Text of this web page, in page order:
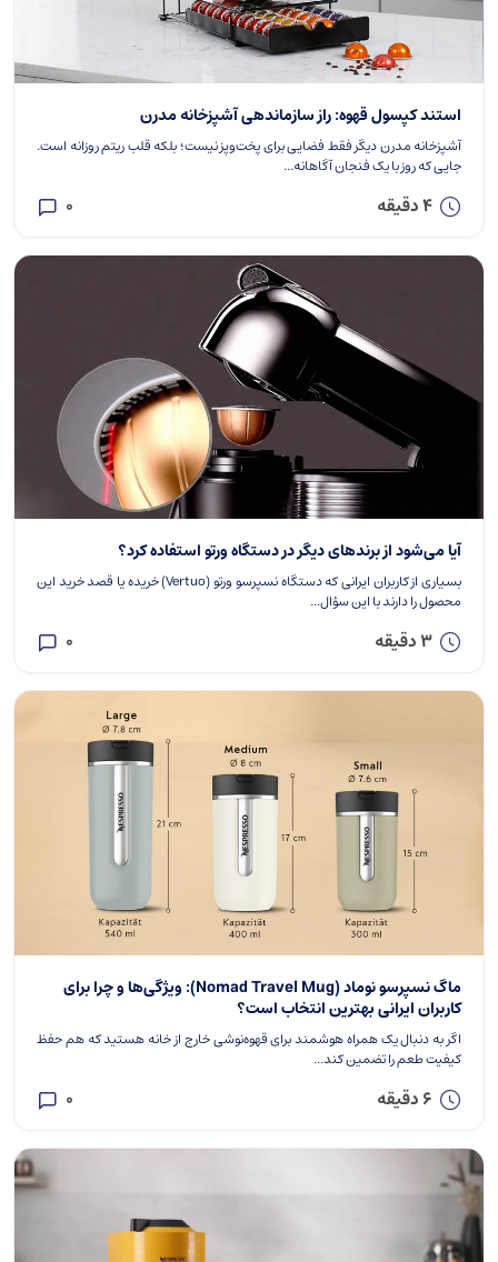
استند کپسول قهوه: راز سازماندهی آشپزخانه مدرن
آشپزخانه مدرن دیگر فقط فضایی برای پخت‌و‌پز نیست؛ بلکه قلب ریتم روزانه است.
جایی که روز با یک فنجان آگاهانه...
4 دقیقه 0
آیا می‌شود از برندهای دیگر در دستگاه ورتو استفاده کرد؟
بسیاری از کاربران ایرانی که دستگاه نسپرسو ورتو (Vertuo) خریده‌ یا قصد خرید این
محصول را دارند با این سؤال...
3 دقیقه 0
ماگ نسپرسو نوماد (Nomad Travel Mug): ویژگی‌ها و چرا برای
کاربران ایرانی بهترین انتخاب است؟
اگر به دنبال یک همراه هوشمند برای قهوه‌نوشی خارج از خانه هستید که هم حفظ
کیفیت طعم را تضمین کند...
6 دقیقه 0